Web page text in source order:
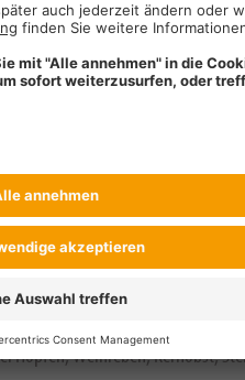
Weinreben, Kernobst,